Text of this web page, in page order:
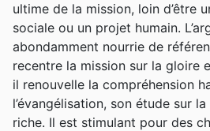
ultime de la mission, loin d’être
sociale ou un projet humain.
abondamment nourrie de
recentre la mission sur la gloire
il renouvelle la compréhension
l’évangélisation, son étude sur
riche. Il est stimulant pour des